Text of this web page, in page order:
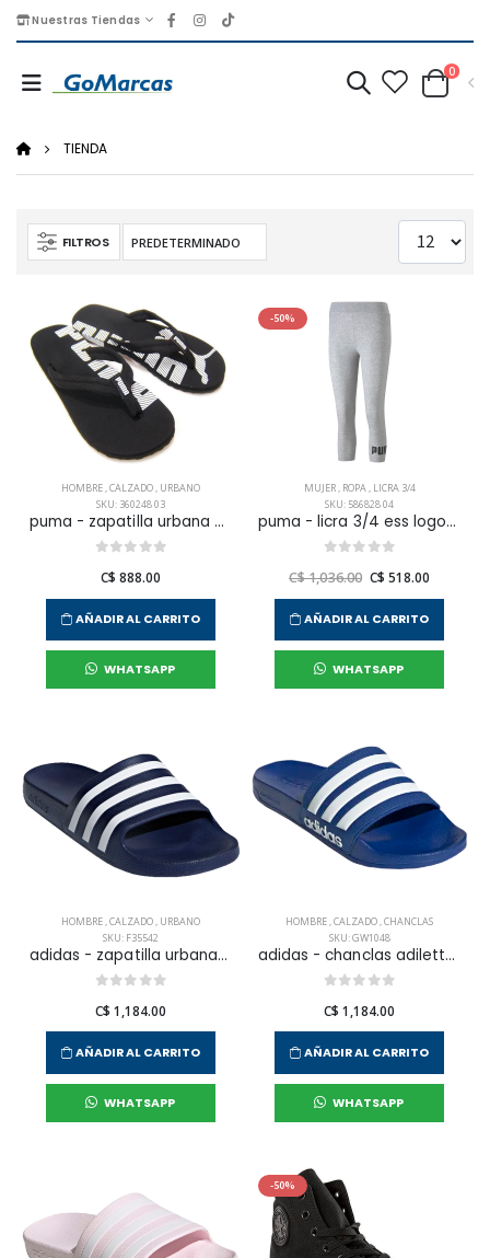
Nuestras Tiendas
0
TIENDA
FILTROS
HOMBRE,CALZADO, URBANO
SKU: 360248 03
puma - zapatilla urbana epic flip v2 para hombre
C$ 888.00
AÑADIR AL CARRITO
WHATSAPP
-50%
MUJER, ROPA, LICRA 3/4
SKU: 586828 04
puma - licra 3/4 ess logo para hombre mujer
C$ 1,036.00 C$ 518.00
AÑADIR AL CARRITO
WHATSAPP
HOMBRE,CALZADO, URBANO
SKU: F35542
adidas - zapatilla urbana adilette aqua para hombre
C$ 1,184.00
AÑADIR AL CARRITO
WHATSAPP
HOMBRE,CALZADO,CHANCLAS
SKU: GW1048
adidas - chanclas adilette shower para hombre
C$ 1,184.00
AÑADIR AL CARRITO
WHATSAPP
-50%